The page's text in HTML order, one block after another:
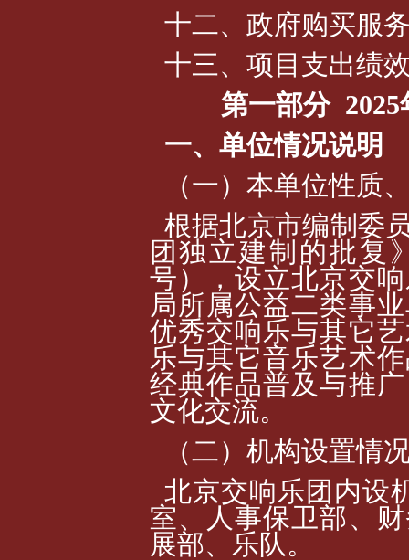
十二、政府购买服
十三、项目支出绩
第一部分 2025
一、单位情况说明
（一）本单位性质
根据北京市编制委
团独立建制的批复
号），设立北京交
局所属公益二类事
优秀交响乐与其它
乐与其它音乐艺术
经典作品普及与推
文化交流。
（二）机构设置情
北京交响乐团内设
室、人事保卫部、
展部、乐队。